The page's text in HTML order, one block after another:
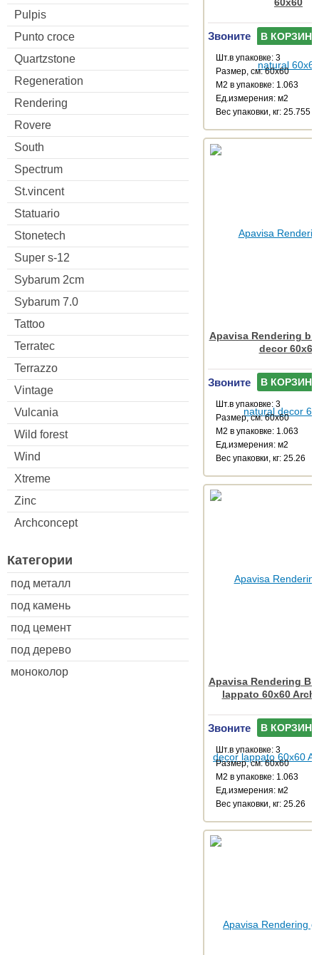
Pulpis
Punto croce
Quartzstone
Regeneration
Rendering
Rovere
South
Spectrum
St.vincent
Statuario
Stonetech
Super s-12
Sybarum 2cm
Sybarum 7.0
Tattoo
Terratec
Terrazzo
Vintage
Vulcania
Wild forest
Wind
Xtreme
Zinc
Archconcept
Категории
под металл
под камень
под цемент
под дерево
моноколор
60x60
Звоните В КОРЗИНУ
Шт.в упаковке: 3
Размер, см: 60x60
М2 в упаковке: 1.063
Ед.измерения: м2
Веc упаковки, кг: 25.755
Apavisa Rendering
decor 60x60
Звоните В КОРЗИНУ
Шт.в упаковке: 3
Размер, см: 60x60
М2 в упаковке: 1.063
Ед.измерения: м2
Веc упаковки, кг: 25.26
Apavisa Rendering
lappato 60x60
Звоните В КОРЗИНУ
Шт.в упаковке: 3
Размер, см: 60x60
М2 в упаковке: 1.063
Ед.измерения: м2
Веc упаковки, кг: 25.26